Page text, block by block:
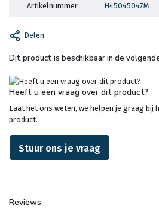
Artikelnummer H45045047M
Delen
Dit product is beschikbaar in de
Heeft u een vraag over dit product?
Laat het ons weten, we helpen je graag bij
product.
Stuur ons je vraag
Reviews